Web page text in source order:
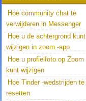
Hoe community chat te
verwijderen in Messenger
Hoe u de achtergrond kunt
wijzigen in zoom -app
Hoe u profielfoto op Zoom
kunt wijzigen
Hoe Tinder -wedstrijden te
resetten